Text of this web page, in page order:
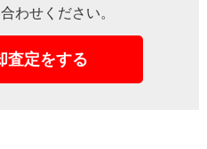
わせください。
査定をする